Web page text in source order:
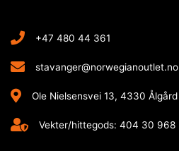
+47 480 44 361
stavanger@norwegianoutlet.no
Ole Nielsensvei 13, 4330 Ålgård
Vekter/hittegods: 404 30 968